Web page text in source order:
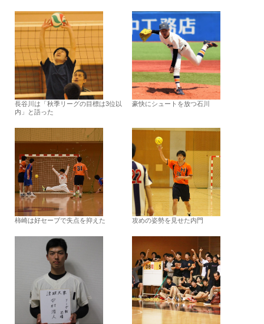
長谷川は「秋季リーグの目標は3位以
内」と語った
豪快にシュートを放つ石川
柿崎は好セーブで失点を抑えた 攻めの姿勢を見せた内門